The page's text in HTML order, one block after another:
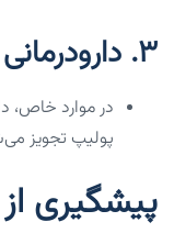
3. دارودرمانی
در موارد خاص،
پولیپ تجویز
پیشگیری